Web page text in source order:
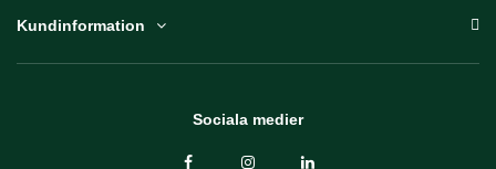
Kundinformation
Sociala medier